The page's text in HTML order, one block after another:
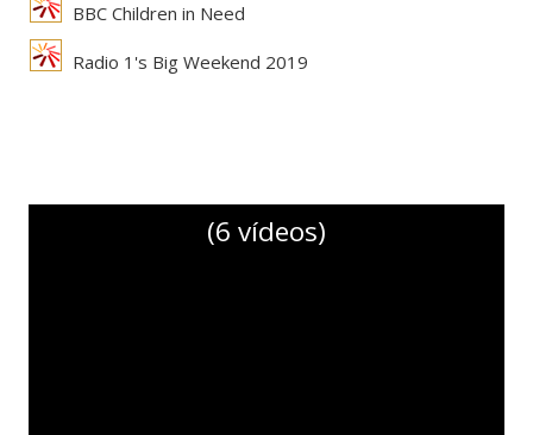
BBC Children in Need
Radio 1's Big Weekend 2019
(6 vídeos)